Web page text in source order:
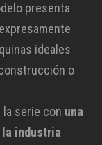
presenta
ideales
o
la serie con una
la industria